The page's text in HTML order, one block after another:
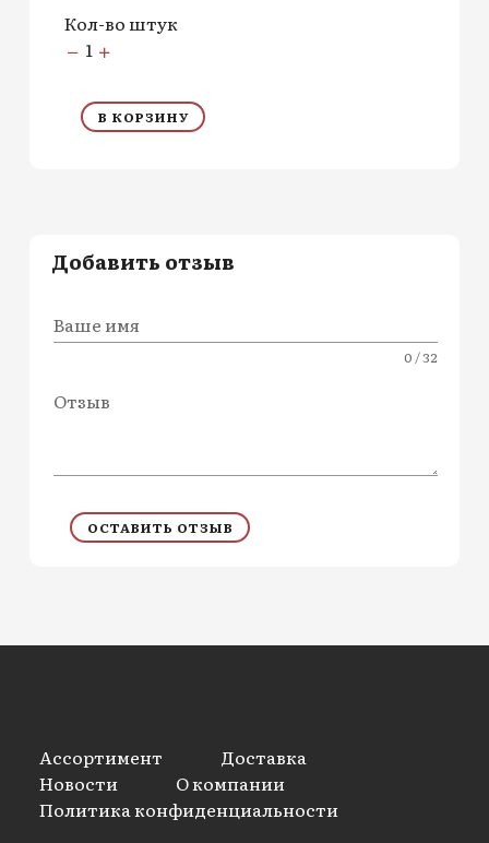
Кол-во штук
1
В КОРЗИНУ
Добавить отзыв
Ваше имя
0 / 32
Отзыв
ОСТАВИТЬ ОТЗЫВ
Ассортимент
Доставка
Новости
О компании
Политика конфиденциальности